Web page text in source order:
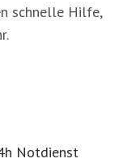
schnelle Hilfe,
Notdienst